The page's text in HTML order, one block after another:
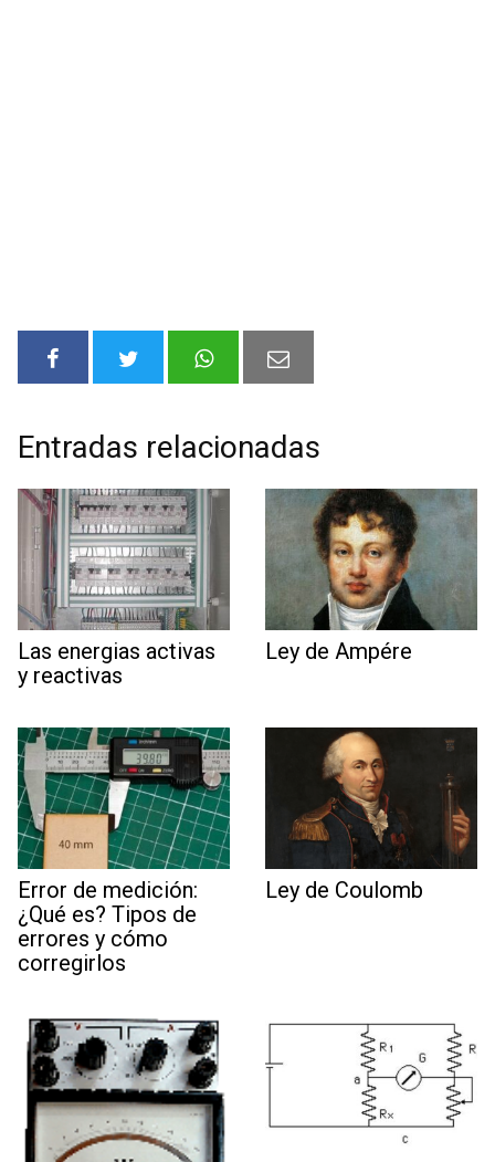
Entradas relacionadas
Las energias activas
y reactivas
Ley de Ampére
Error de medición:
¿Qué es? Tipos de
errores y cómo
corregirlos
Ley de Coulomb